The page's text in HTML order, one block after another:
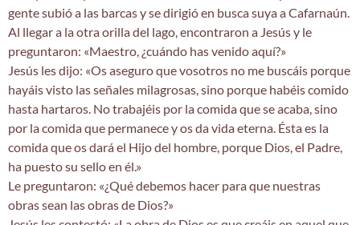
gente subió a las barcas y se dirigió en busca suya a Cafarnaún.
Al llegar a la otra orilla del lago, encontraron a Jesús y le
preguntaron: «Maestro, ¿cuándo has venido aquí?»
Jesús les dijo: «Os aseguro que vosotros no me buscáis porque
hayáis visto las señales milagrosas, sino porque habéis comido
hasta hartaros. No trabajéis por la comida que se acaba, sino
por la comida que permanece y os da vida eterna. Ésta es la
comida que os dará el Hijo del hombre, porque Dios, el Padre,
ha puesto su sello en él.»
Le preguntaron: «¿Qué debemos hacer para que nuestras
obras sean las obras de Dios?»